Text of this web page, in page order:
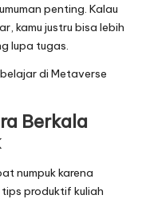
penting. Kalau
kamu justru bisa lebih
lupa tugas.
di Metaverse
Berkala
numpuk karena
produktif kuliah